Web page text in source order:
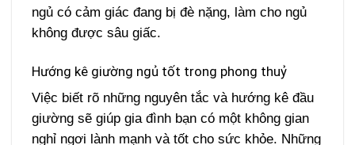
ngủ có cảm giác đang bị đè nặng, làm cho ngủ
không được sâu giấc.
Hướng kê giường ngủ tốt trong phong thuỷ
Việc biết rõ những nguyên tắc và hướng kê đầu
giường sẽ giúp gia đình bạn có một không gian
nghỉ ngơi lành mạnh và tốt cho sức khỏe. Những